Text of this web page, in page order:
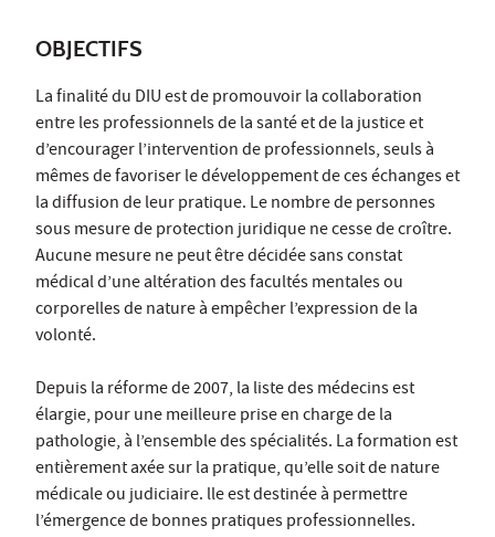
OBJECTIFS
La finalité du DIU est de promouvoir la collaboration
entre les professionnels de la santé et de la justice et
d’encourager l’intervention de professionnels, seuls à
mêmes de favoriser le développement de ces échanges et
la diffusion de leur pratique. Le nombre de personnes
sous mesure de protection juridique ne cesse de croître.
Aucune mesure ne peut être décidée sans constat
médical d’une altération des facultés mentales ou
corporelles de nature à empêcher l’expression de la
volonté.
Depuis la réforme de 2007, la liste des médecins est
élargie, pour une meilleure prise en charge de la
pathologie, à l’ensemble des spécialités. La formation est
entièrement axée sur la pratique, qu’elle soit de nature
médicale ou judiciaire. lle est destinée à permettre
l’émergence de bonnes pratiques professionnelles.